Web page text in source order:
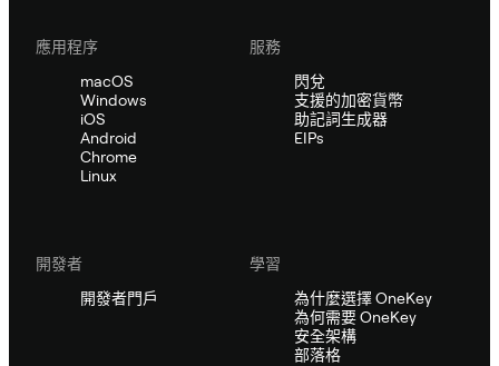
應用程序
macOS
Windows
iOS
Android
Chrome
Linux
服務
閃兌
支援的加密貨幣
助記詞生成器
EIPs
開發者
開發者門戶
學習
為什麼選擇 OneKey
為何需要 OneKey
安全架構
部落格